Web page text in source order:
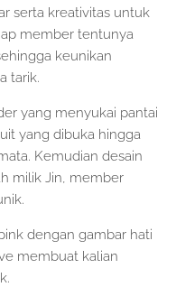
serta kreativitas untuk
member tentunya
keunikan
tarik.
yang menyukai pantai
yang dibuka hingga
Kemudian desain
milik Jin, member
dengan gambar hati
membuat kalian